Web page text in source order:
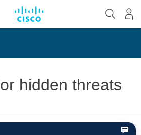
hidden threats